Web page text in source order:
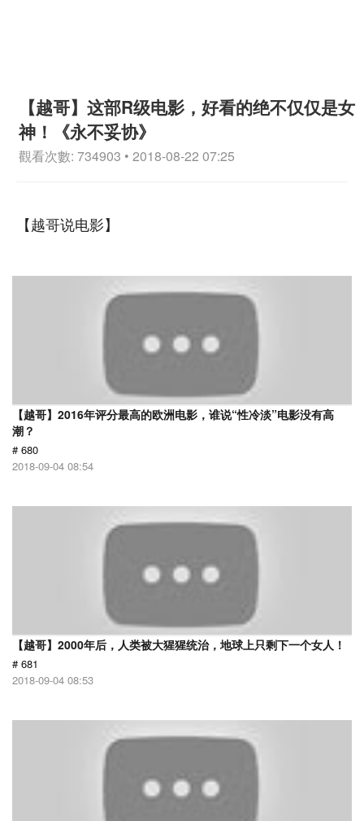
【越哥】这部R级电影，好看的绝不仅仅是女
神！《永不妥协》
觀看次數: 734903 • 2018-08-22 07:25
【越哥说电影】
【越哥】2016年评分最高的欧洲电影，谁说“性冷淡”电影没有高
潮？
# 680
2018-09-04 08:54
【越哥】2000年后，人类被大猩猩统治，地球上只剩下一个女人！
# 681
2018-09-04 08:53